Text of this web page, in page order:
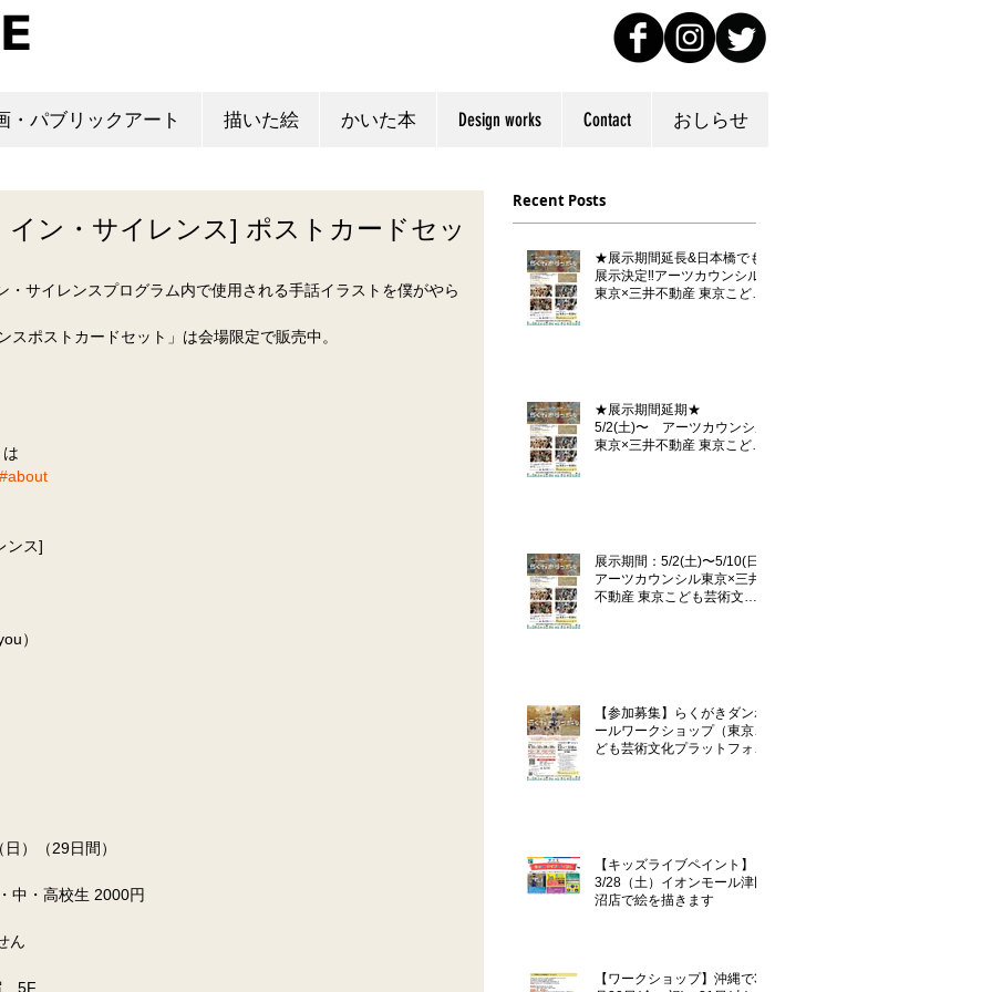
・パブリックアート 描いた絵 かいた本 Design works Contact おしらせ
ン・サイレンス] ポストカードセッ
・サイレンスプログラム内で使用される手話イラストを僕がやら
ポストカードセット」は会場限定で販売中。
ンス]
）
）（29日間）
中・高校生 2000円
ん
5F
Recent Posts
★展示期間延長&日本橋でも
展示決定‼️アーツカウンシル
東京×三井不動産 東京こども
★展示期間延期★
5/2(土)〜 アーツカウンシル
東京×三井不動産 東京こども
展示期間：5/2(土)〜5/10(日)
アーツカウンシル東京×三井
不動産 東京こども芸術文化
【参加募集】らくがきダンボ
ールワークショップ（東京こ
ども芸術文化プラットフォー
【キッズライブペイント】
3/28（土）イオンモール津田
沼店で絵を描きます
【ワークショップ】沖縄で3